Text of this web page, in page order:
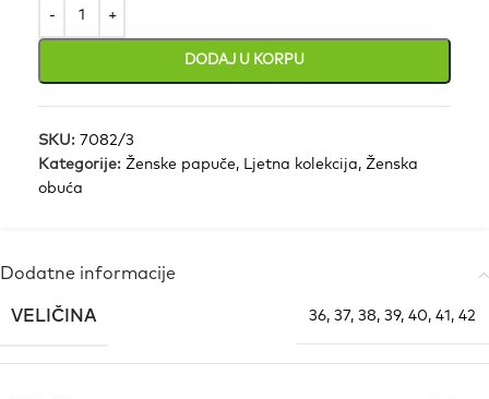
DODAJ U KORPU
SKU: 7082/3
Kategorije: Ženske papuče, Ljetna kolekcija, Ženska
obuća
Dodatne informacije
VELIČINA 36, 37, 38, 39, 40, 41 , 42